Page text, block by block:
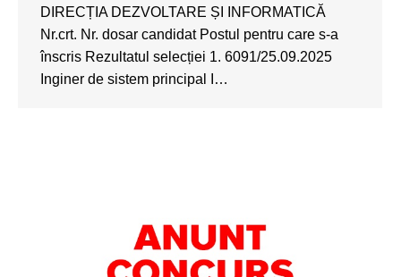
DIRECȚIA DEZVOLTARE ȘI INFORMATICĂ
Nr.crt. Nr. dosar candidat Postul pentru care s-a
înscris Rezultatul selecției 1. 6091/25.09.2025
Inginer de sistem principal I…